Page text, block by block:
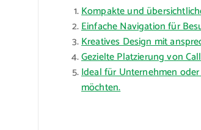
Kompakte und
Einfache Navigation für
Kreatives Design mit
Gezielte Platzierung von
Ideal für Unternehmen
möchten.